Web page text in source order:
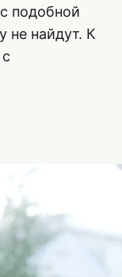
подобной
не найдут. К